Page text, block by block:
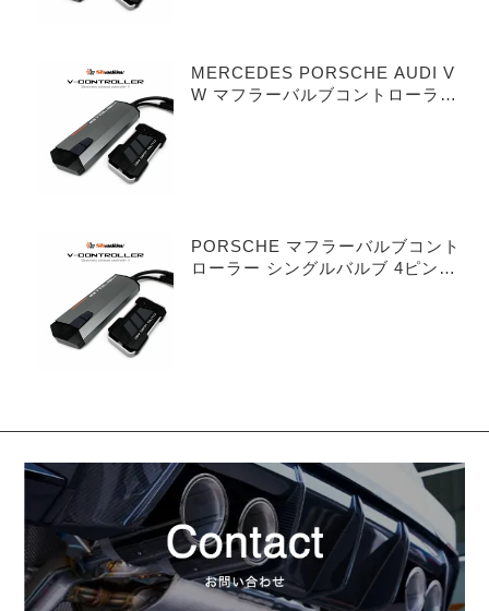
MERCEDES PORSCHE AUDI V
W マフラーバルブコントローラー
PORSCHE マフラーバルブコント
ローラー シングルバルブ 4ピンタ